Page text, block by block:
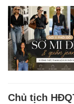
Chủ tịch